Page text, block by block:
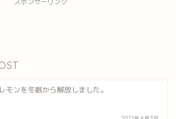
レモンを冬眠から解放しました。